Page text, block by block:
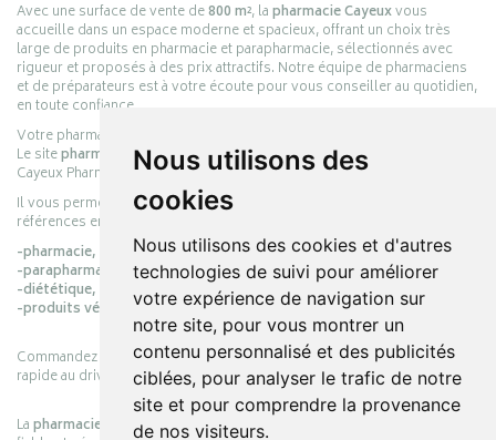
Nous utilisons des
cookies
Nous utilisons des cookies et d'autres
technologies de suivi pour améliorer
votre expérience de navigation sur
notre site, pour vous montrer un
contenu personnalisé et des publicités
ciblées, pour analyser le trafic de notre
site et pour comprendre la provenance
de nos visiteurs.
Avec une surface de vente de800 m², lapharmacie Cayeuxvous
accueille dans un espace moderne et spacieux, offrant un choix très
large de produits en pharmacie et parapharmacie, sélectionnés avec
rigueur et proposés à des prix attractifs. Notre équipe de pharmaciens
et de préparateurs est à votre écoute pour vous conseiller au quotidien,
en toute confiance.
Votre pharmacie en ligne :
Le sitepharmacie-cayeux.frest le prolongement digital de la pharmacie
Cayeux Pharmabest Berck-sur-Mer – Rang-du-Fliers.
Il vous permet de réaliser vos achats en ligne parmi des milliers de
références en :
-pharmacie,
-parapharmacie,
-diététique,
-produits vétérinaires.
Commandez simplement vos produits en ligne et choisissez le retrait
rapide au drive ou la livraison à domicile, en toute simplicité.
Lapharmacie Cayeuxs’engage à vous offrir une expérience pratique,